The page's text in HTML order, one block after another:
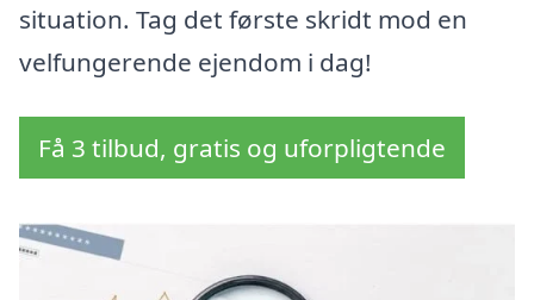
situation. Tag det første skridt mod en
velfungerende ejendom i dag!
Få 3 tilbud, gratis og uforpligtende